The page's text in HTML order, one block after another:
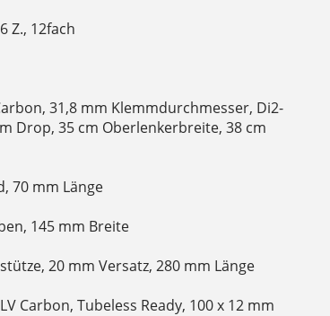
Z., 12fach
31,8 mm Klemmdurchmesser, Di2-
Drop, 35 cm Oberlenkerbreite, 38 cm
70 mm Länge
145 mm Breite
20 mm Versatz, 280 mm Länge
Carbon, Tubeless Ready, 100 x 12 mm